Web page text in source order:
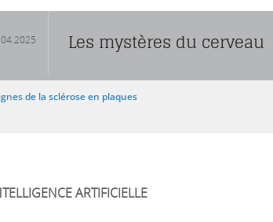
Les mystères du cerveau
de la sclérose en plaques
ARTIFICIELLE